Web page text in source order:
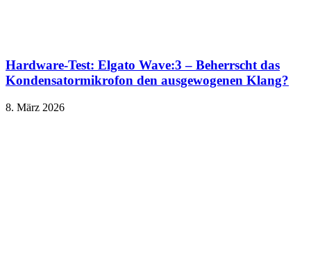
Hardware-Test: Elgato Wave:3 – Beherrscht das
Kondensatormikrofon den ausgewogenen Klang?
8. März 2026